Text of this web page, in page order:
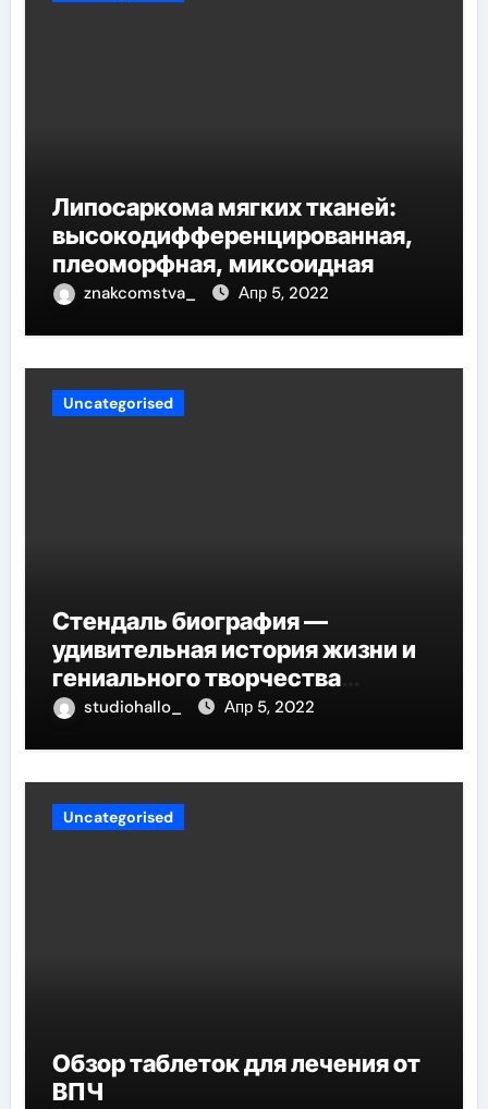
Липосаркома мягких тканей:
высокодифференцированная,
плеоморфная, миксоидная
znakcomstva_ Апр 5, 2022
Uncategorised
Стендаль биография —
удивительная история жизни и
гениального творчества
великого писателя
studiohallo_ Апр 5, 2022
Uncategorised
Обзор таблеток для лечения от
ВПЧ